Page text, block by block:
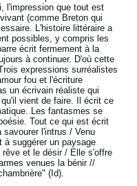
l'impression que tout est
(comme Breton qui
L'histoire littéraire a
possibles, y compris les
écrit fermement à la
à continuer. D'où cette
expressions surréalistes
fou et l'écriture
un écrivain réaliste qui
vient de faire. Il écrit ce
Les fantasmes se
Tout ce qui est écrit
savourer l'intrus / Venu
à suggérer un paysage
et le désir / Elle s'offre
venues la bénir //
(Id).